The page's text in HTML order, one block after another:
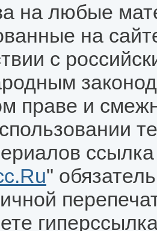
на любые
на
с
праве и
"